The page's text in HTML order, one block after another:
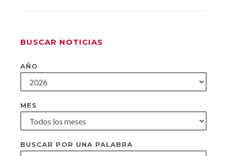
BUSCAR NOTICIAS
AÑO
MES
BUSCAR POR UNA PALABRA